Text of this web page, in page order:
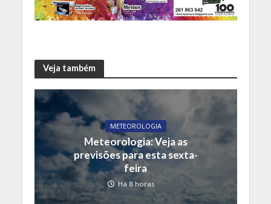
Veja também
METEOROLOGIA
Meteorologia: Veja as
previsões para esta sexta-
feira
Há 8 horas